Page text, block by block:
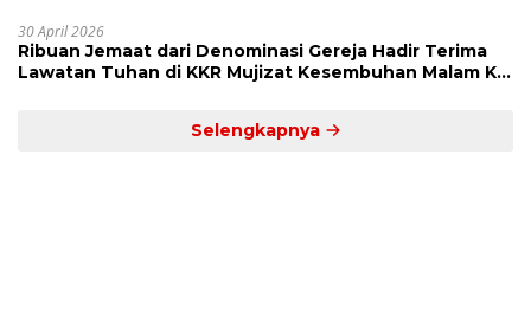
30 April 2026
Ribuan Jemaat dari Denominasi Gereja Hadir Terima
Lawatan Tuhan di KKR Mujizat Kesembuhan Malam Ke
Selengkapnya